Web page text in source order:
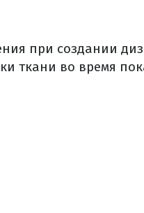
при создании
ткани во время